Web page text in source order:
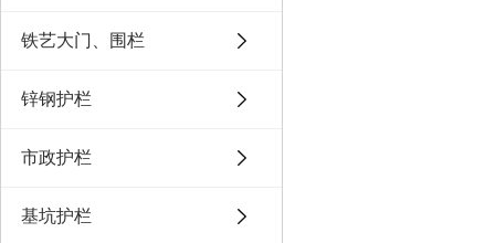
铁艺大门、围栏
锌钢护栏
市政护栏
基坑护栏